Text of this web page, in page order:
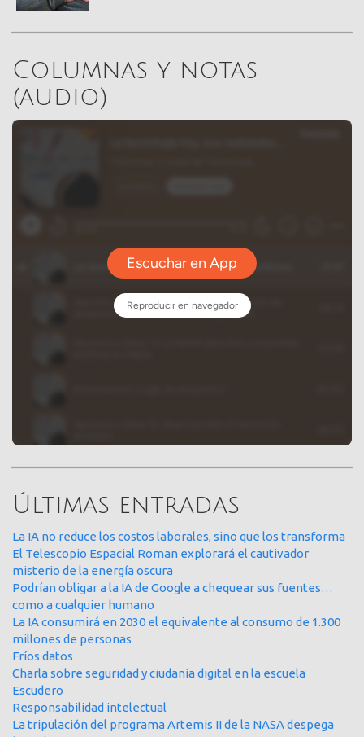
Columnas y notas
(audio)
Últimas entradas
La IA no reduce los costos laborales, sino que los transforma
El Telescopio Espacial Roman explorará el cautivador
misterio de la energía oscura
Podrían obligar a la IA de Google a chequear sus fuentes…
como a cualquier humano
La IA consumirá en 2030 el equivalente al consumo de 1.300
millones de personas
Fríos datos
Charla sobre seguridad y ciudanía digital en la escuela
Escudero
Responsabilidad intelectual
La tripulación del programa Artemis II de la NASA despega